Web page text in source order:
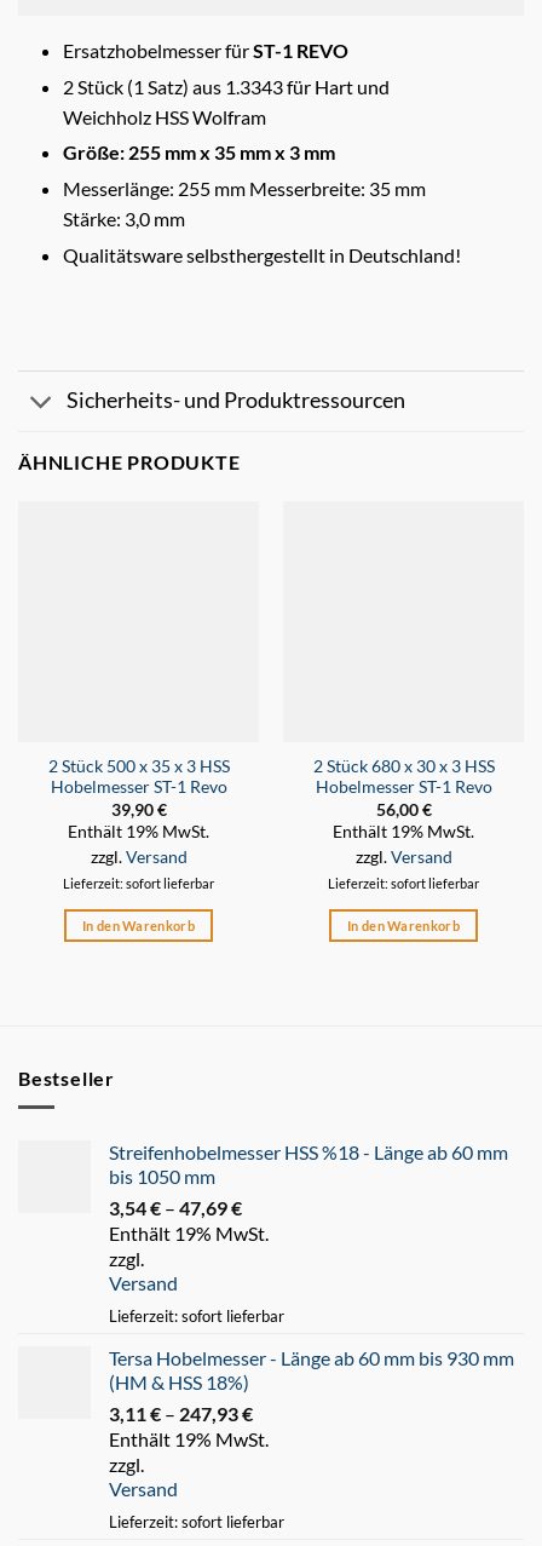
Ersatzhobelmesser fürST-1 REVO
2 Stück (1 Satz) aus 1.3343 für Hart und
Weichholz HSS Wolfram
Größe: 255 mm x 35 mm x 3 mm
Messerlänge: 255 mm Messerbreite: 35 mm
Stärke: 3,0 mm
Qualitätsware selbsthergestellt in Deutschland!
Sicherheits- und Produktressourcen
ÄHNLICHE PRODUKTE
2 Stück 500 x 35 x 3 HSS
Hobelmesser ST-1 Revo
39,90€
Enthält 19% MwSt.
zzgl.Versand
Lieferzeit: sofort lieferbar
In den Warenkorb
2 Stück 680 x 30 x 3 HSS
Hobelmesser ST-1 Revo
56,00€
Enthält 19% MwSt.
zzgl.Versand
Lieferzeit: sofort lieferbar
In den Warenkorb
Bestseller
Streifenhobelmesser HSS %18 - Länge ab 60 mm
bis 1050 mm
3,54€ – 47,69€
3,54 €
Enthält 19% MwSt.
zzgl.
Versand
Lieferzeit: sofort lieferbar
Tersa Hobelmesser - Länge ab 60 mm bis 930 mm
(HM & HSS 18%)
3,11€ – 247,93€
3,11 €
Enthält 19% MwSt.
zzgl.
Versand
Lieferzeit: sofort lieferbar